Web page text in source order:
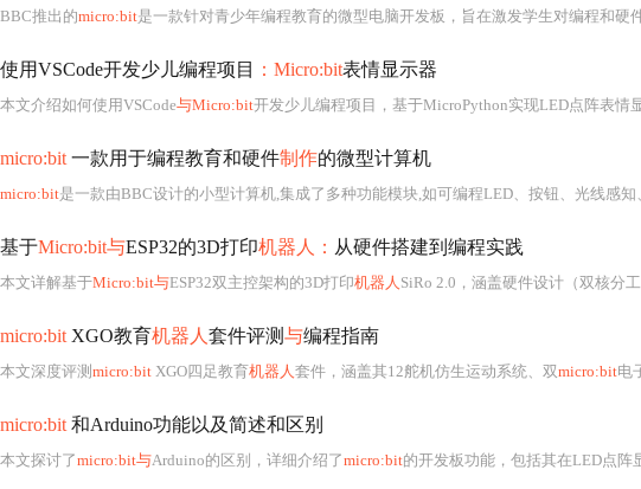
BBC推出的micro:bit是一款针对青少年编程教育的微型电脑开发板，旨在激发学生对编程和硬
使用VSCode开发少儿编程项目 ：Micro:bit表情显示器
本文介绍如何使用VSCode与Micro:bit开发少儿编程项目，基于MicroPython实现LED点阵表情
micro:bit 一款用于编程教育和硬件制作的微型计算机
micro:bit是一款由BBC设计的小型计算机,集成了多种功能模块,如可编程LED、按钮、光线感知、
基于Micro:bit与ESP32的3D打印机器人： 从硬件搭建到编程实践
本文详解基于Micro:bit与ESP32双主控架构的3D打印机器人 SiRo 2.0，涵盖硬件设计（双核分工、3D结构件、传感器选型）、电路连接（UART通信、电源
micro:bit XGO教育机器人 套件评测与编程指南
本文深度评测 micro:bit XGO四足教育机器人套件，涵盖其12舵机仿生运动系统、双micro:bit电
micro:bit 和Arduino功能以及简述和区别
本文探讨了micro:bit与Arduino的区别，详细介绍了micro:bit的开发板功能，包括其在LED点阵显示、温度测量以及编程语